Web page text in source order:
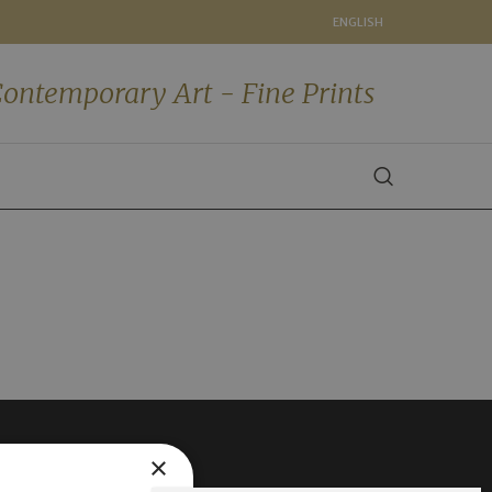
ENGLISH
Art - Fine Prints
×